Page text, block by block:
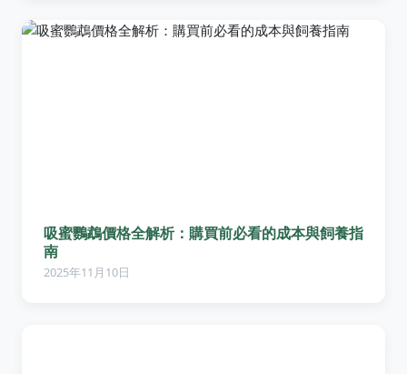
吸蜜鸚鵡價格全解析：購買前必看的成本與飼養指
南
2025年11月10日